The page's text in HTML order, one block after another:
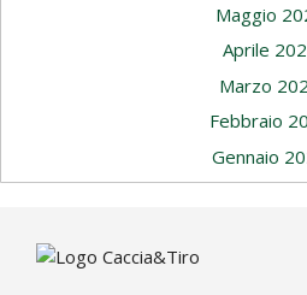
Maggio
Aprile
Marzo
Febbraio
Gennaio